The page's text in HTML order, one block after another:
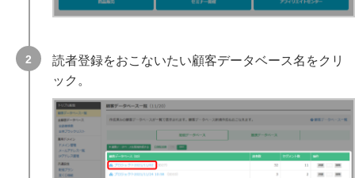
読者登録をおこないたい顧客データベース名をクリ
ック。